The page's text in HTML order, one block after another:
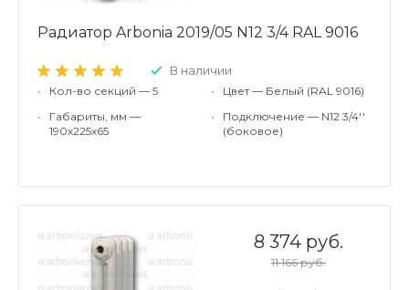
Радиатор Arbonia 2019/05 N12 3/4 RAL 9016
В наличии
•
Кол-во секций — 5
•
Габариты, мм —
190x225x65
•
Цвет — Белый (RAL 9016)
•
Подключение — N12 3/4''
(боковое)
8 374 руб.
11 166 руб.